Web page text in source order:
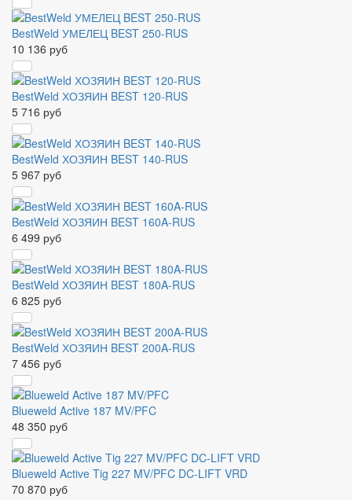
BestWeld УМЕЛЕЦ BEST 250-RUS
10 136 руб
BestWeld ХОЗЯИН BEST 120-RUS
5 716 руб
BestWeld ХОЗЯИН BEST 140-RUS
5 967 руб
BestWeld ХОЗЯИН BEST 160A-RUS
6 499 руб
BestWeld ХОЗЯИН BEST 180A-RUS
6 825 руб
BestWeld ХОЗЯИН BEST 200A-RUS
7 456 руб
Blueweld Active 187 MV/PFC
48 350 руб
Blueweld Active Tig 227 MV/PFC DC-LIFT VRD
70 870 руб